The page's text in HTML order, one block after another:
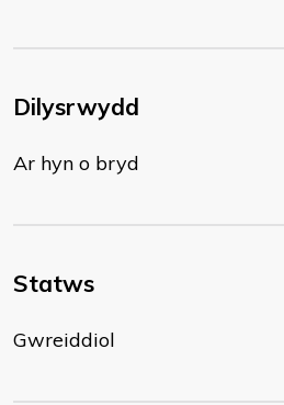
Dilysrwydd
Ar hyn o bryd
Statws
Gwreiddiol